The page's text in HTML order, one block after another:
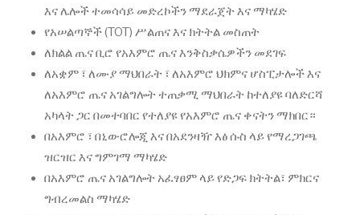
እና ሌሎች ተመሳሳይ መድረኮችን ማደራጀት እና ማካሄድ
የአሠልጣኞች (TOT) ሥልጠና እና ክትትል መስጠት
ለክልል ጤና ቢሮ የአእምሮ ጤና እንቅስቃሴዎችን መደገፍ
ለአቋም ፣ ለሙያ ማህበራት ፣ ለአእምሮ ህክምና ሆስፒታሎች እና
ለአእምሮ ጤና አገልግሎት ተጠቃሚ ማህበራት ከተለያዩ ባለድርሻ
አካላት ጋር በመተባበር የተለያዩ የአእምሮ ጤና ቀናትን ማክበር።
በአእምሮ ፣ በኒውሮሎጂ እና በአደንዛዥ እፅ ሱስ ላይ የማረጋገጫ
ዝርዝር እና ግምገማ ማካሄድ
በአእምሮ ጤና አገልግሎት አፈፃፀም ላይ የድጋፍ ክትትል፣ ምክርና
ግብረመልስ ማካሄድ